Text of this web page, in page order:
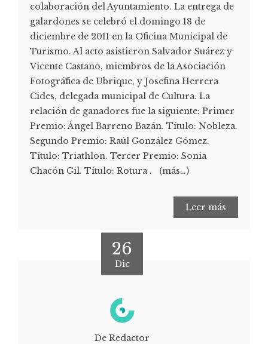
colaboración del Ayuntamiento. La entrega de
galardones se celebró el domingo 18 de
diciembre de 2011 en la Oficina Municipal de
Turismo. Al acto asistieron Salvador Suárez y
Vicente Castaño, miembros de la Asociación
Fotográfica de Ubrique, y Josefina Herrera
Cides, delegada municipal de Cultura. La
relación de ganadores fue la siguiente: Primer
Premio: Ángel Barreno Bazán. Título: Nobleza.
Segundo Premio: Raúl González Gómez.
Título: Triathlon. Tercer Premio: Sonia
Chacón Gil. Título: Rotura . (más…)
Leer más
26
Dic
De Redactor